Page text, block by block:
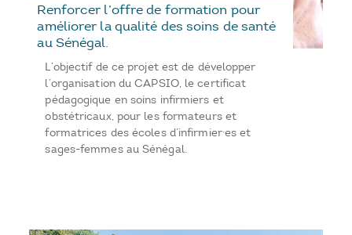
Renforcer l’offre de formation pour
améliorer la qualité des soins de santé
au Sénégal.
L’objectif de ce projet est de développer
l’organisation du CAPSIO, le certificat
pédagogique en soins infirmiers et
obstétricaux, pour les formateurs et
formatrices des écoles d’infirmier·es et
sages-femmes au Sénégal.